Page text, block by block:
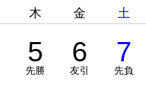
木 金 土
5
先勝
6
友引
7
先負